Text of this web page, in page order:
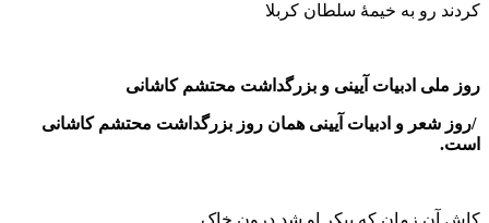
کردند رو به خیمهٔ سلطان کربلا
روز ملی ادبیات آیینی و بزرگداشت محتشم کاشانی
/روز شعر و ادبیات آیینی همان روز بزرگداشت محتشم کاشانی
است.